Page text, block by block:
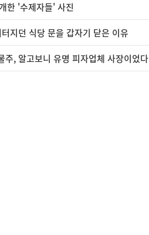
한 '수제자들' 사진
지던 식당 문을 갑자기 닫은 이유
, 알고보니 유명 피자업체 사장이었다